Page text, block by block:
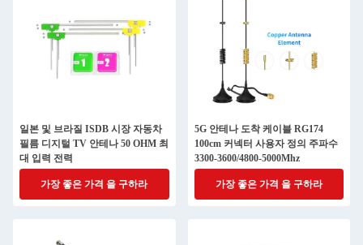
일본 및 브라질 ISDB 시장 자동차
필름 디지털 TV 안테나 50 OHM 최
대 입력 전력
가장 좋은 가격 을 구하라
5G 안테나 도착 케이블 RG174
100cm 커넥터 사용자 정의 주파수
3300-3600/4800-5000Mhz
가장 좋은 가격 을 구하라